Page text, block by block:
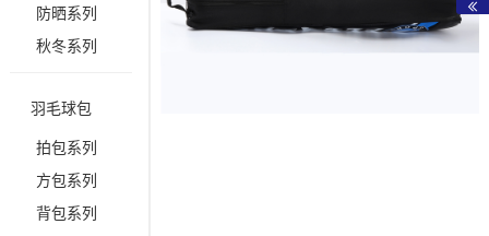
防晒系列
秋冬系列
羽毛球包
拍包系列
方包系列
背包系列